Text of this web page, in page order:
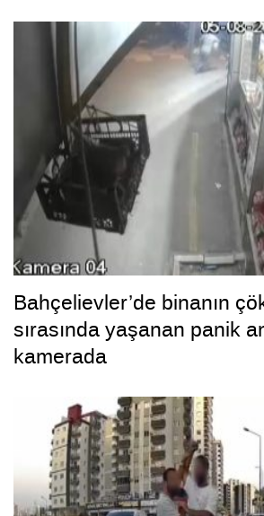
Bahçelievler’de binanın
sırasında yaşanan panik
kamerada